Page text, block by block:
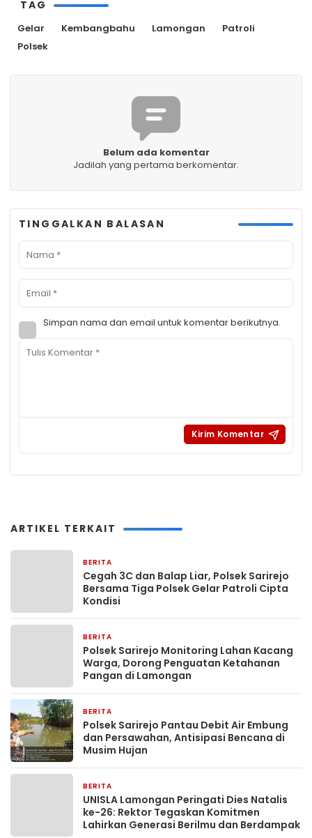
TAG
Gelar Kembangbahu Lamongan
Patroli
Polsek
Belum ada komentar
Jadilah yang pertama berkomentar.
TINGGALKAN BALASAN
Simpan nama dan email untuk komentar berikutnya.
ARTIKEL TERKAIT
BERITA
Cegah 3C dan Balap Liar, Polsek Sarirejo
Bersama Tiga Polsek Gelar Patroli Cipta
Kondisi
BERITA
Polsek Sarirejo Monitoring Lahan Kacang
Warga, Dorong Penguatan Ketahanan
Pangan di Lamongan
BERITA
Polsek Sarirejo Pantau Debit Air Embung
dan Persawahan, Antisipasi Bencana di
Musim Hujan
BERITA
UNISLA Lamongan Peringati Dies Natalis
ke-26: Rektor Tegaskan Komitmen
Lahirkan Generasi Berilmu dan Berdampak